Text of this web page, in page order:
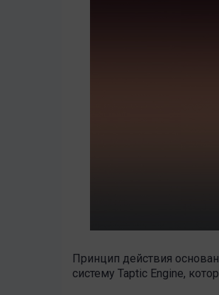
Принцип действия
систему Taptic Engine,